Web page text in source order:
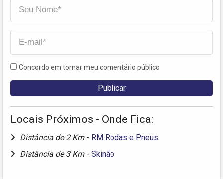
Concordo em tornar meu comentário público
Locais Próximos - Onde Fica:
Distância de 2 Km - RM Rodas e Pneus
Distância de 3 Km - Skinão